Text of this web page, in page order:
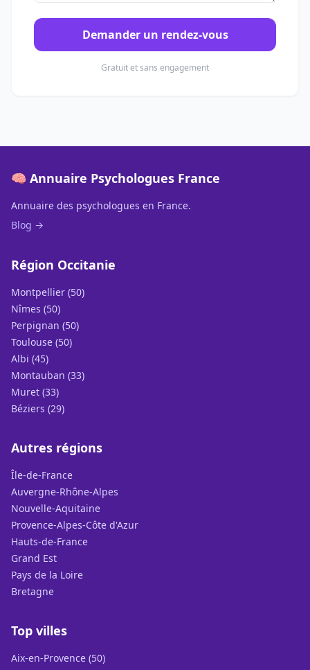
Demander un rendez-vous
Gratuit et sans engagement
🧠 Annuaire Psychologues France
Annuaire des psychologues en France.
Blog →
Région Occitanie
Montpellier (50)
Nîmes (50)
Perpignan (50)
Toulouse (50)
Albi (45)
Montauban (33)
Muret (33)
Béziers (29)
Autres régions
Île-de-France
Auvergne-Rhône-Alpes
Nouvelle-Aquitaine
Provence-Alpes-Côte d'Azur
Hauts-de-France
Grand Est
Pays de la Loire
Bretagne
Top villes
Aix-en-Provence (50)